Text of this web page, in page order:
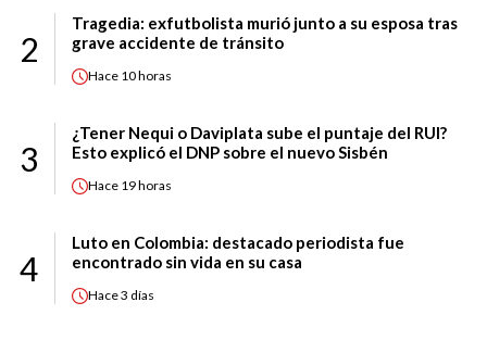
2
Tragedia: exfutbolista murió junto a su esposa tras
grave accidente de tránsito
Hace 10 horas
3
¿Tener Nequi o Daviplata sube el puntaje del RUI?
Esto explicó el DNP sobre el nuevo Sisbén
Hace 19 horas
4
Luto en Colombia: destacado periodista fue
encontrado sin vida en su casa
Hace3 días